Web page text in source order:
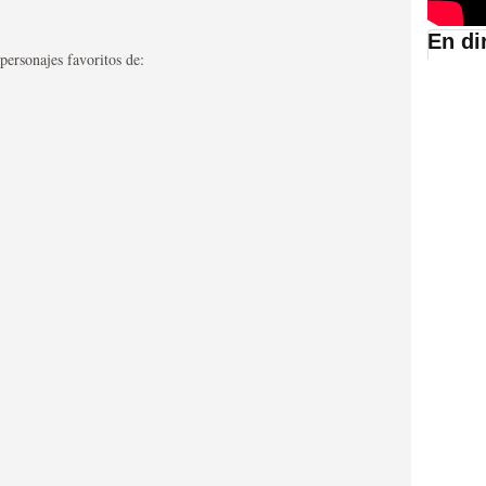
de HBO España
siendo una de las
favoritos de:
En